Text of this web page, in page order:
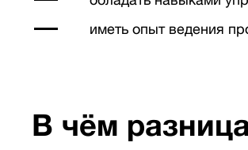
иметь опыт ведения
В чём